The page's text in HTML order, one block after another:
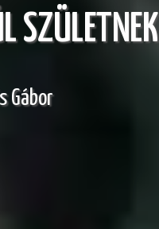
SZÜLETNEK
Gábor